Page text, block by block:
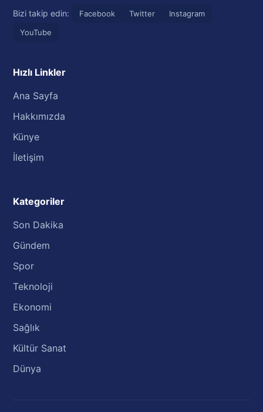
Bizi takip edin: Facebook Twitter
Instagram
YouTube
Hızlı Linkler
Ana Sayfa
Hakkımızda
Künye
İletişim
Kategoriler
Son Dakika
Gündem
Spor
Teknoloji
Ekonomi
Sağlık
Kültür Sanat
Dünya